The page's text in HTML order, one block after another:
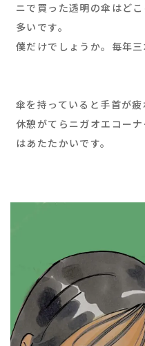
ニで買った透明の傘はど
多いです。
僕だけでしょうか。毎年三
傘を持っていると手首が疲
休憩がてらニガオエコー
はあたたかいです。